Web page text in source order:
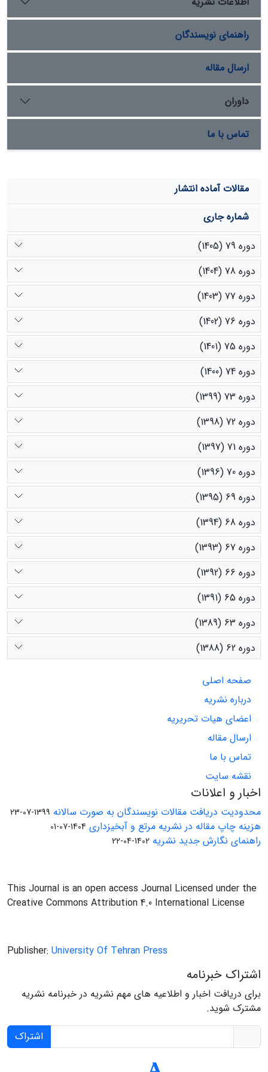
بومی به­منظور هدایت مناسب گله و کاهش فشار چرای دام در
محدوده­هایی که بر مبنای معیارها و شاخص­های اکولوژیک،
شایستگی لازم برای چرا را ندارند، پیشنهاد می­شود.
راهنمای نویسندگان
ارسال مقاله
داوران
تماس با ما
مقالات آماده انتشار
شماره جاری
دوره 79 (1405)
دوره 78 (1404)
دوره 77 (1403)
دوره 76 (1402)
دوره 75 (1401)
دوره 74 (1400)
دوره 73 (1399)
دوره 72 (1398)
دوره 71 (1397)
دوره 70 (1396)
دوره 69 (1395)
دوره 68 (1394)
دوره 67 (1393)
دوره 66 (1392)
دوره 65 (1391)
دوره 63 (1389)
دوره 62 (1388)
صفحه اصلی
درباره نشریه
اعضای هیات تحریریه
ارسال مقاله
تماس با ما
نقشه سایت
اخبار و اعلانات
محدودیت دریافت مقالات نویسندگان به صورت سالانه 1399-07-23
هزینه چاپ مقاله در نشریه مرتع و آبخیزداری 1404-07-01
راهنمای نگارش جدید نشریه 1402-04-22
This Journal is an open access Journal Licensed under the
Creative Commons Attribution 4.0 International License
Publisher: University Of Tehran Press
اشتراک خبرنامه
برای دریافت اخبار و اطلاعیه های مهم نشریه در خبرنامه نشریه
مشترک شوید.
اشتراک